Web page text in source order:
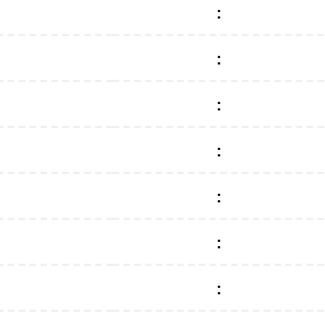
:
:
:
:
:
:
: